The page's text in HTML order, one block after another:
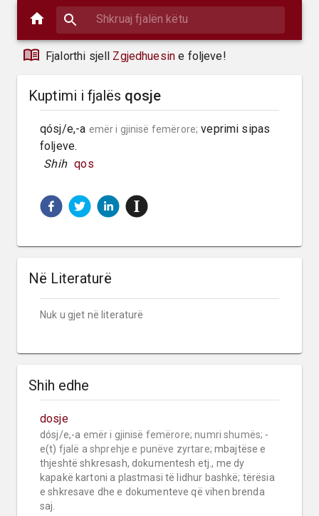
Fjalorthi sjell Zgjedhuesin e foljeve!
Kuptimi i fjalës qosje
qósj/e,-a emër i gjinisë femërore; veprimi sipas
foljeve.
Shih qos
Në Literaturë
Nuk u gjet në literaturë
Shih edhe
dosje
dósj/e,-a emër i gjinisë femërore; numri shumës; -
e(t) fjalë a shprehje e punëve zyrtare; mbajtëse e
thjeshtë shkresash, dokumentesh etj., me dy
kapakë kartoni a plastmasi të lidhur bashkë; tërësia
e shkresave dhe e dokumenteve që vihen brenda
saj.